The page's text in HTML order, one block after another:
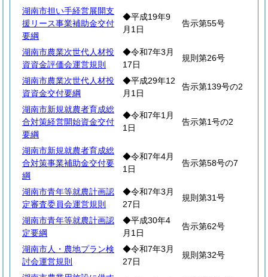
湖南市担い手経営展開支
援リース事業補助金交付
要綱
◆平成19年9
月1日
告示第55号
湖南市農業次世代人材投
資資金評価会運営規則
◆令和7年3月
17日
規則第26号
湖南市農業次世代人材投
資資金交付要綱
◆平成29年12
月1日
告示第139号の2
湖南市新規就農者育成総
合対策経営開始資金交付
要綱
◆令和7年1月
1日
告示第1号の2
湖南市新規就農者育成総
合対策事業補助金交付要
綱
◆令和7年4月
1日
告示第58号の7
湖南市青年等就農計画認
定審査委員会運営規則
◆令和7年3月
27日
規則第31号
湖南市青年等就農計画認
定要綱
◆平成30年4
月1日
告示第62号
湖南市人・農地プラン検
討会運営規則
◆令和7年3月
27日
規則第32号